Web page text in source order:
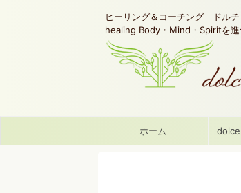
ヒーリング＆コーチング ドル
healing Body・Mind・Spiritを進
ホーム